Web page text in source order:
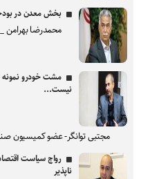
بخش معدن در بودجه
محمدرضا بهرامن
مشت خودرو
نیست...
مجتبی توانگر- عضو کمیسیون
رواج سیاست
ناپذیر